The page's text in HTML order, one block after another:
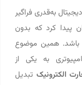
به‌قدری فراگیر
پیدا کرد که بدون
باشد. همین موضوع
به یکی از
الکترونیکتبدیل